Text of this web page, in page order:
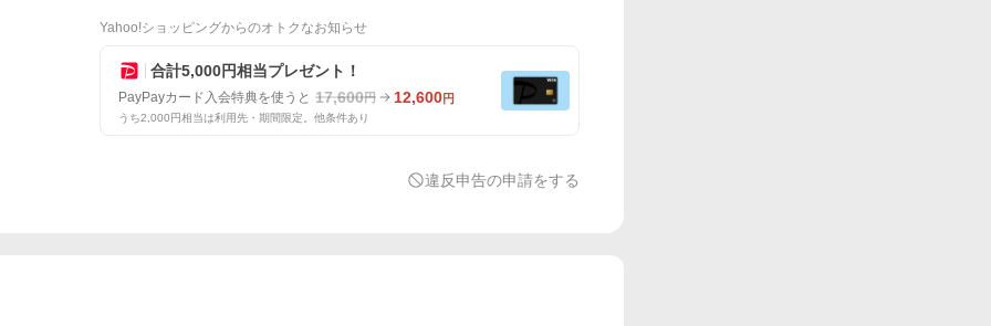
Yahoo!ショッピングからのオトクなお知らせ
合計5,000円相当プレゼント！
PayPayカード入会特典を使うと 17,600円 12,600円
うち2,000円相当は利用先・期間限定。他条件あり
違反申告の申請をする